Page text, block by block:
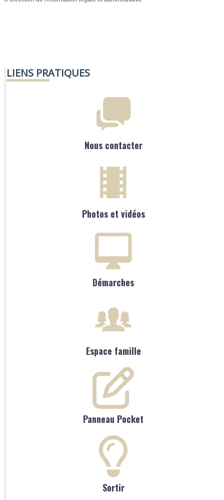
LIENS PRATIQUES
Nous contacter
Photos et vidéos
Démarches
Espace famille
Panneau Pocket
Sortir